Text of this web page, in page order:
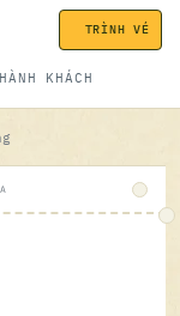
HÀNH KHÁCH
TRÌNH VÉ